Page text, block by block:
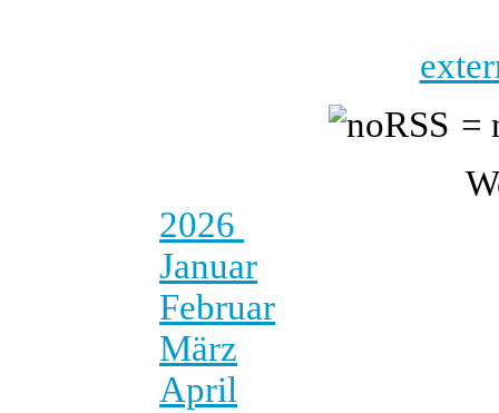
=
2026
Januar
Februar
März
April